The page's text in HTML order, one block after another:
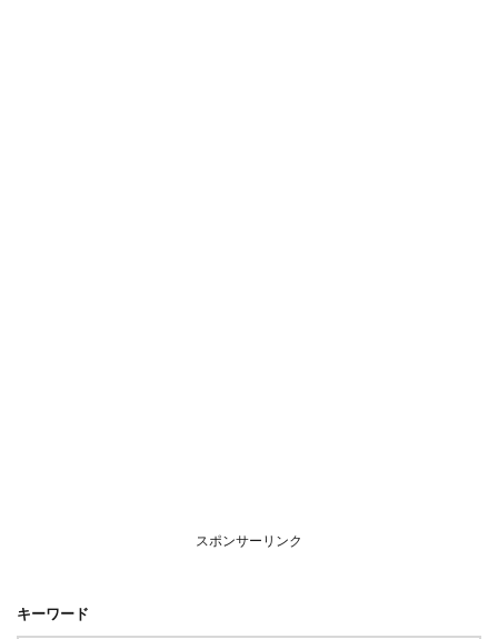
スポンサーリンク
キーワード